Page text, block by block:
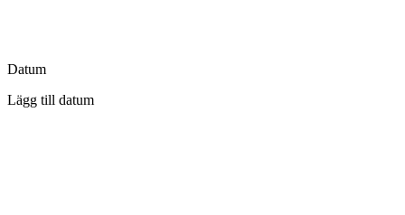
Datum
Lägg till datum